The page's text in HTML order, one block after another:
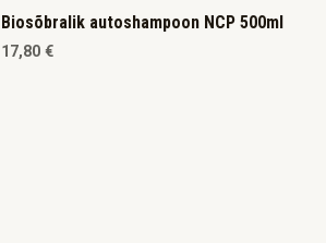
Biosõbralik autoshampoon NCP 500ml
17,80 €